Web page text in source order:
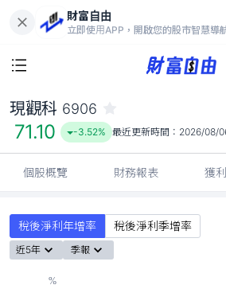
財富自由
立即使用APP，開啟您的股市智慧導
71.10
-3.52%
現觀科 6906
71.10 -3.52% 最近更新時間： 2026/08/
個股概覽 財務報表 獲
稅後淨利年增率 稅後淨利季增率
近5年 季報